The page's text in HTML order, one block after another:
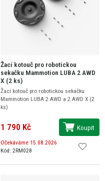
Žací kotouč pro robotickou
sekačku Mammotion LUBA 2 AWD
X (2 ks)
Žací kotouč pro robotickou sekačku
Mammotion LUBA 2 AWD a 2 AWD X (2
ks)
1 790 Kč Koupit
Očekáváme 15.08.2026
Kód: 2RM028